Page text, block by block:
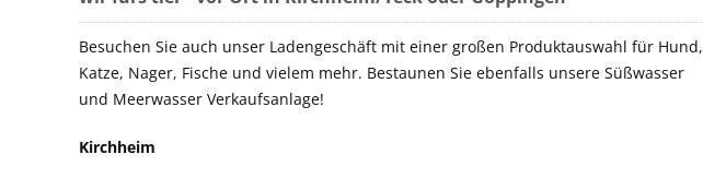
Besuchen Sie auch unser Ladengeschäft mit einer großen Produktauswahl für Hund,
Katze, Nager, Fische und vielem mehr. Bestaunen Sie ebenfalls unsere Süßwasser
und Meerwasser Verkaufsanlage!
Kirchheim